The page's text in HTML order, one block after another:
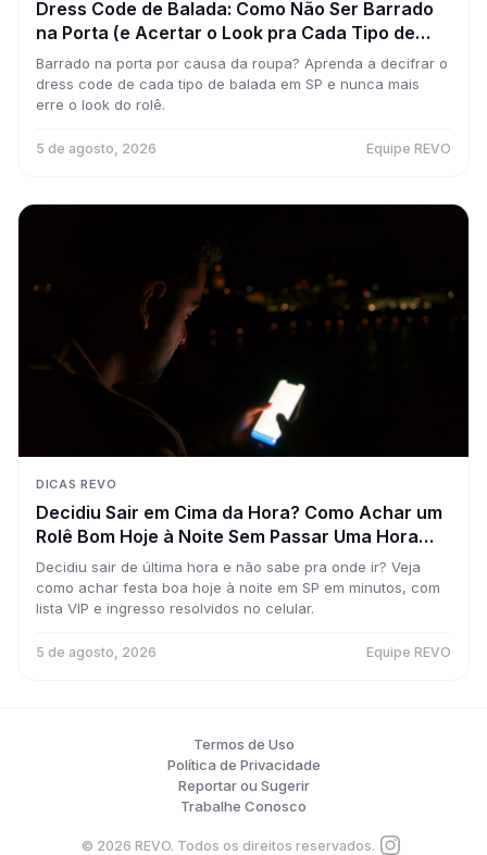
Dress Code de Balada: Como Não Ser Barrado
na Porta (e Acertar o Look pra Cada Tipo de
Rolê)
Barrado na porta por causa da roupa? Aprenda a decifrar o
dress code de cada tipo de balada em SP e nunca mais
erre o look do rolê.
5 de agosto, 2026 Equipe REVO
DICAS REVO
Decidiu Sair em Cima da Hora? Como Achar um
Rolê Bom Hoje à Noite Sem Passar Uma Hora
Pesquisando
Decidiu sair de última hora e não sabe pra onde ir? Veja
como achar festa boa hoje à noite em SP em minutos, com
lista VIP e ingresso resolvidos no celular.
5 de agosto, 2026 Equipe REVO
Termos de Uso
Política de Privacidade
Reportar ou Sugerir
Trabalhe Conosco
© 2026 REVO. Todos os direitos reservados.